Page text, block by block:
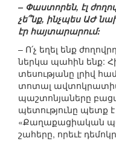
– Փաստորեն, էլ
չե՞նք, ինչպես ԱԺ
էր հայտարարում:
– Ո՛չ եղել ենք
ներկա պահին ենք:
տեսությանը լրիվ
տոտալ
պաշտոնյաները
պետությունը պետք
«Քաղաքացիական
շահերը, որեւէ